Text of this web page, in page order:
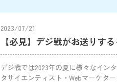
2023/07/21
【必見】デジ戦がお送りす
デジ戦では2023年の夏に様々なイン
タサイエンティスト・Webマーケタ